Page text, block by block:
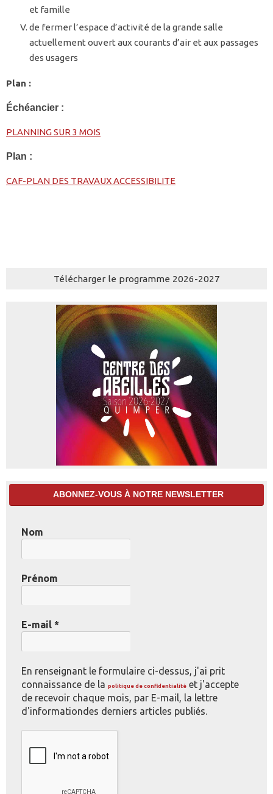
et famille
de fermer l’espace d’activité de la grande salle
actuellement ouvert aux courants d’air et aux passages
des usagers
Plan :
Échéancier :
PLANNING SUR 3 MOIS
Plan :
CAF-PLAN DES TRAVAUX ACCESSIBILITE
Télécharger le programme 2026-2027
ABONNEZ-VOUS À NOTRE NEWSLETTER
Nom
Prénom
E-mail *
En renseignant le formulaire ci-dessus, j'ai prit
connaissance de la politique de confidentialité et j'accepte
de recevoir chaque mois, par E-mail, la lettre
d'informationdes derniers articles publiés.